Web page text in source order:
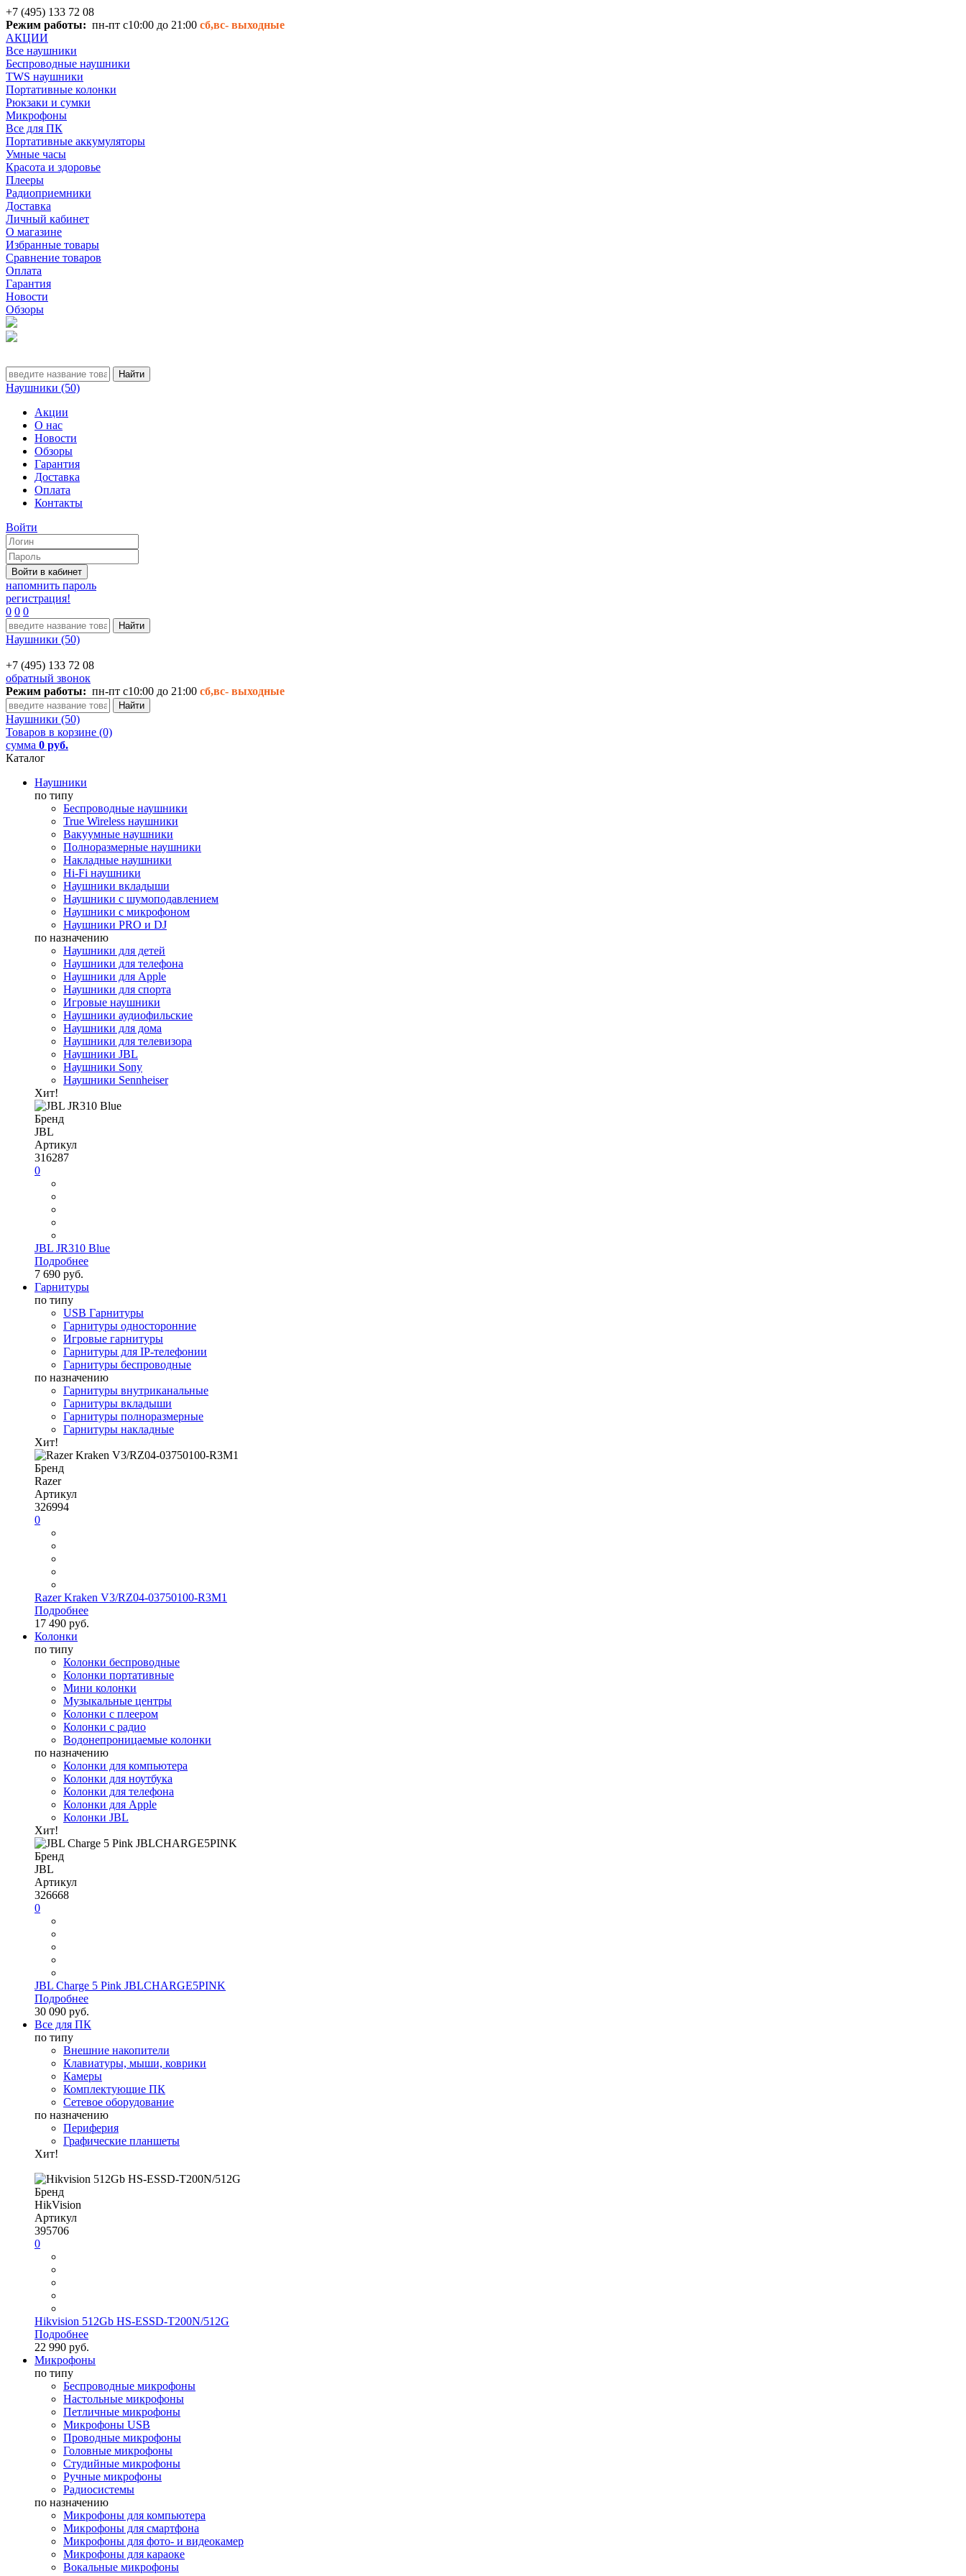
+7 (495) 133 72 08
Режим работы: пн-пт с10:00 до 21:00 сб,вс- выходные
АКЦИИ
Все наушники
Беспроводные наушники
TWS наушники
Портативные колонки
Рюкзаки и сумки
Микрофоны
Все для ПК
Портативные аккумуляторы
Умные часы
Красота и здоровье
Плееры
Радиоприемники
Доставка
Личный кабинет
О магазине
Избранные товары
Сравнение товаров
Оплата
Гарантия
Новости
Обзоры
Наушники (50)
Акции
О нас
Новости
Обзоры
Гарантия
Доставка
Оплата
Контакты
Войти
напомнить пароль
регистрация!
0 0 0
Наушники (50)
+7 (495) 133 72 08
обратный звонок
Режим работы: пн-пт с10:00 до 21:00 сб,вс- выходные
Наушники (50)
Товаров в корзине (0)
сумма 0 руб.
Каталог
Наушники
по типу
Беспроводные наушники
True Wireless наушники
Вакуумные наушники
Полноразмерные наушники
Накладные наушники
Hi-Fi наушники
Наушники вкладыши
Наушники с шумоподавлением
Наушники с микрофоном
Наушники PRO и DJ
по назначению
Наушники для детей
Наушники для телефона
Наушники для Apple
Наушники для спорта
Игровые наушники
Наушники аудиофильские
Наушники для дома
Наушники для телевизора
Наушники JBL
Наушники Sony
Наушники Sennheiser
Хит!
Бренд
JBL
Артикул
316287
0
JBL JR310 Blue
Подробнее
7 690 руб.
Гарнитуры
по типу
USB Гарнитуры
Гарнитуры односторонние
Игровые гарнитуры
Гарнитуры для IP-телефонии
Гарнитуры беспроводные
по назначению
Гарнитуры внутриканальные
Гарнитуры вкладыши
Гарнитуры полноразмерные
Гарнитуры накладные
Хит!
Бренд
Razer
Артикул
326994
0
Razer Kraken V3/RZ04-03750100-R3M1
Подробнее
17 490 руб.
Колонки
по типу
Колонки беспроводные
Колонки портативные
Мини колонки
Музыкальные центры
Колонки с плеером
Колонки с радио
Водонепроницаемые колонки
по назначению
Колонки для компьютера
Колонки для ноутбука
Колонки для телефона
Колонки для Apple
Колонки JBL
Хит!
Бренд
JBL
Артикул
326668
0
JBL Charge 5 Pink JBLCHARGE5PINK
Подробнее
30 090 руб.
Все для ПК
по типу
Внешние накопители
Клавиатуры, мыши, коврики
Камеры
Комплектующие ПК
Сетевое оборудование
по назначению
Периферия
Графические планшеты
Хит!
Бренд
HikVision
Артикул
395706
0
Hikvision 512Gb HS-ESSD-T200N/512G
Подробнее
22 990 руб.
Микрофоны
по типу
Беспроводные микрофоны
Настольные микрофоны
Петличные микрофоны
Микрофоны USB
Проводные микрофоны
Головные микрофоны
Студийные микрофоны
Ручные микрофоны
Радиосистемы
по назначению
Микрофоны для компьютера
Микрофоны для смартфона
Микрофоны для фото- и видеокамер
Микрофоны для караоке
Вокальные микрофоны